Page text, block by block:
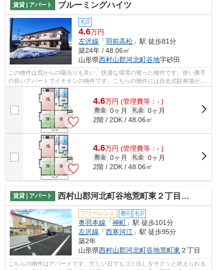
賃貸 | アパート ブルーミングハイツ
礼0
4.6万円
左沢線 「羽前高松 」駅 徒歩81分
築24年 / 48.06㎡
山形県西村山郡河北町谷地字砂田
この物件は窓からの陽当りも良い、快適な環境の整った物件です。使い勝手
の良いアパートでイチオシの物件です。こちらの物件には自走式駐車場があ
ります。最上階はベランダで洗濯もの...
4.6万円 (管理費等：- )
敷金 0ヶ月 礼金 0ヶ月
2階 / 2DK / 48.06㎡
4.6万円 (管理費等：- )
敷金 0ヶ月 礼金 0ヶ月
2階 / 2DK / 48.06㎡
賃貸 | アパート 西村山郡河北町谷地荒町東２丁目のアパート
フリーレント 敷0 礼0
奥羽本線 「神町 」駅 徒歩101分
左沢線 「西寒河江 」駅 徒歩95分
築2年
山形県西村山郡河北町谷地荒町東 ２丁目
こちらの物件はアパートです。忙しい日でもゴミ出しをサクッと終えられる